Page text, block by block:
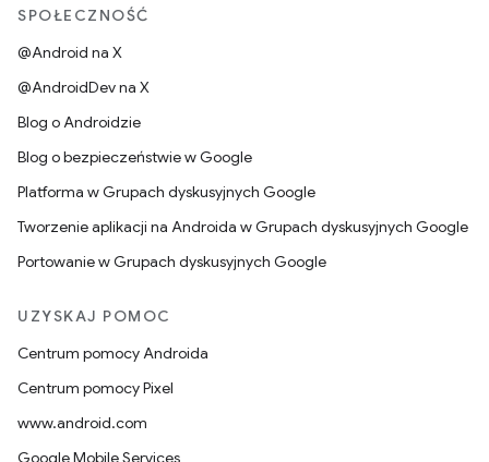
SPOŁECZNOŚĆ
@Android na X
@AndroidDev na X
Blog o Androidzie
Blog o bezpieczeństwie w Google
Platforma w Grupach dyskusyjnych Google
Tworzenie aplikacji na Androida w Grupach dyskusyjnych Google
Portowanie w Grupach dyskusyjnych Google
UZYSKAJ POMOC
Centrum pomocy Androida
Centrum pomocy Pixel
www.android.com
Google Mobile Services